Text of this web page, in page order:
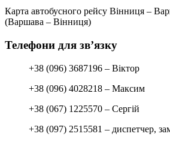
Карта автобусного рейсу Вінниця –
(Варшава – Вінниця)
Телефони для зв’язку
+38 (096) 3687196 – Віктор
+38 (096) 4028218 – Максим
+38 (067) 1225570 – Сергій
+38 (097) 2515581 – диспетчер,